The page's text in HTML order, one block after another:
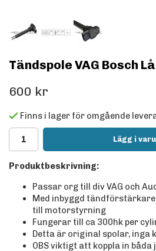
Tändspole VAG Bosch
600 kr
Finns i lager för omgående
Lägg i
Produktbeskrivning:
Passar org till div VAG och
Med inbyggd
till motorstyrning
Fungerar till ca 300hk per
Detta är original spolar, inga
OBS viktigt att koppla in